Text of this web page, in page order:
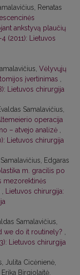
Renatas
ankstyvą plaučių
(2011): Lietuvos
Vėlyvųjų
įvertinimas
Lietuvos chirurgija
Samalavičius,
operacija
– atvejo analizė
Lietuvos chirurgija
Edgaras
m. gracilis po
mezorektinės
Lietuvos chirurgija:
Samalavičius,
we do it routinely?
Lietuvos chirurgija
Julita Cicėnienė,
Birgiolaitė,